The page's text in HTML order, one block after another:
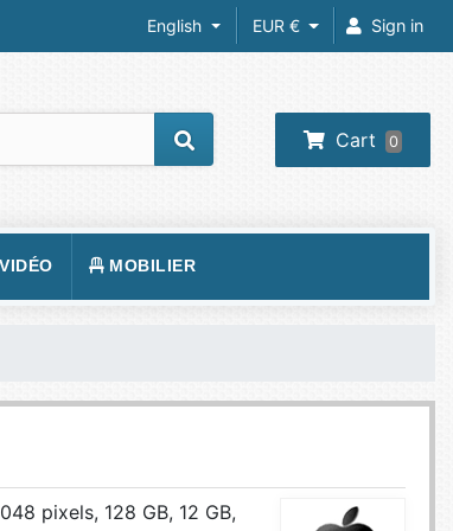
English EUR € Sign in
Cart 0
MOBILIER
pixels, 128 GB, 12 GB,